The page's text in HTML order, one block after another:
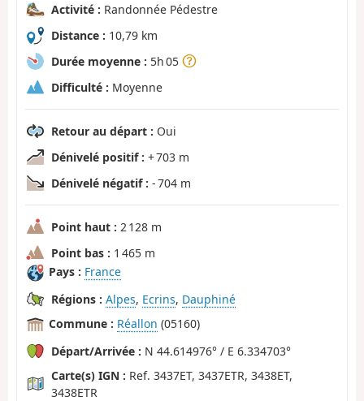
Activité : Randonnée Pédestre
Distance : 10,79 km
Durée moyenne : 5h 05
Difficulté : Moyenne
Retour au départ : Oui
Dénivelé positif : + 703 m
Dénivelé négatif : - 704 m
Point haut : 2 128 m
Point bas : 1 465 m
Pays : France
Régions : Alpes, Ecrins, Dauphiné
Commune : Réallon (05160)
Départ/Arrivée : N 44.614976° / E 6.334703°
Carte(s) IGN : Ref. 3437ET, 3437ETR, 3438ET,
3438ETR